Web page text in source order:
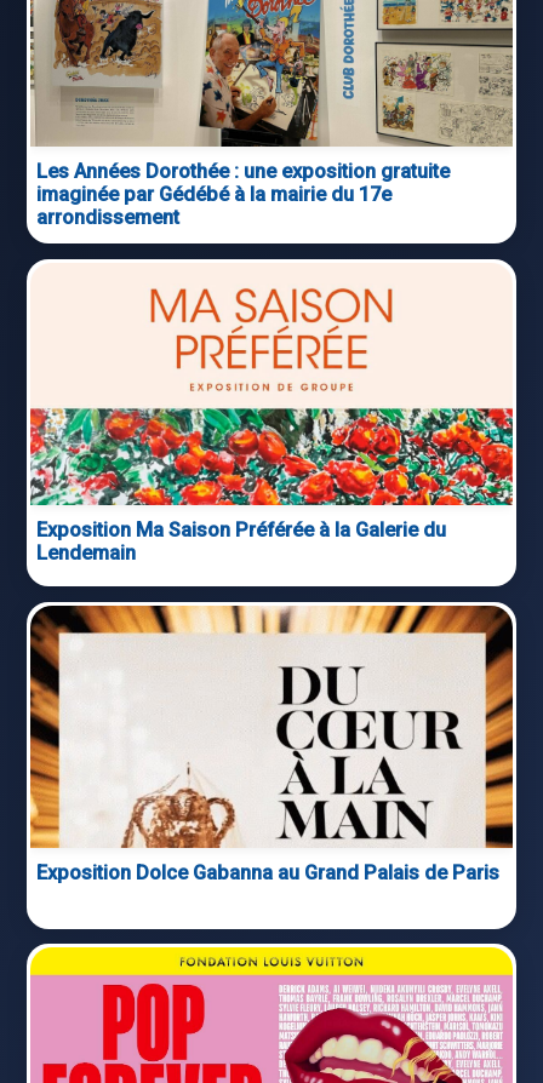
Les Années Dorothée : une exposition gratuite
imaginée par Gédébé à la mairie du 17e
arrondissement
Exposition Ma Saison Préférée à la Galerie du
Lendemain
Exposition Dolce Gabanna au Grand Palais de Paris